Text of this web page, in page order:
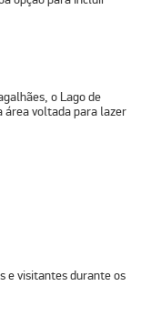
, o Lago de
área voltada para lazer
e visitantes durante os